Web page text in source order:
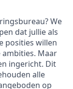
We
dat jullie als
posities willen
Maar
ingericht. Dit
alle
op